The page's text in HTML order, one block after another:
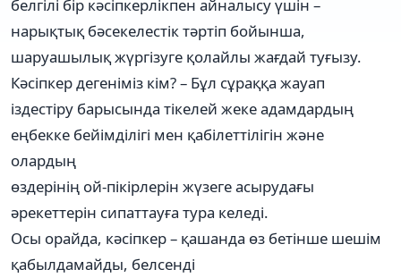
белгілі бір кәсіпкерлікпен айналысу үшін –
нарықтық бәсекелестік тәртіп бойынша,
шаруашылық жүргізуге қолайлы жағдай туғызу.
Кәсіпкер дегеніміз кім? – Бұл сұраққа жауап
іздестіру барысында тікелей жеке адамдардың
еңбекке бейімділігі мен қабілеттілігін және
олардың
өздерінің ой-пікірлерін жүзеге асырудағы
әрекеттерін сипаттауға тура келеді.
Осы орайда, кәсіпкер – қашанда өз бетінше шешім
қабылдамайды, белсенді